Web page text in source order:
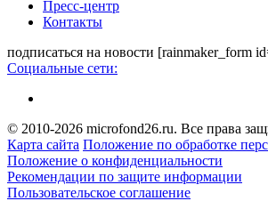
Пресс-центр
Контакты
подписаться на новости [rainmaker_form
Социальные сети:
© 2010-2026 microfond26.ru. Все права
Карта сайта Положение по обработке
Положение о конфиденциальности
Рекомендации по защите информации
Пользовательское соглашение